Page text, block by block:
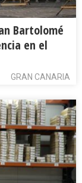
Bartolomé
en el
GRAN CANARIA